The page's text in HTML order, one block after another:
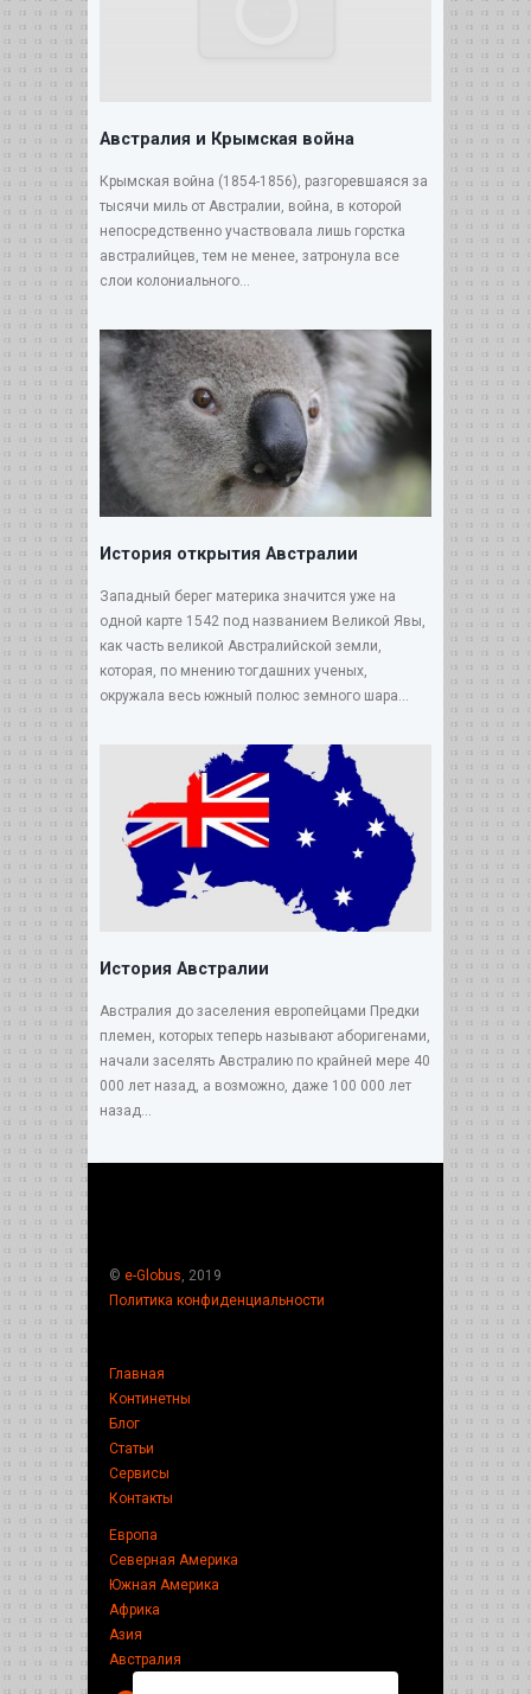
Австралия и Крымская война
Крымская война (1854-1856), разгоревшаяся за
тысячи миль от Австралии, война, в которой
непосредственно участвовала лишь горстка
австралийцев, тем не менее, затронула все
слои колониального...
История открытия Австралии
Западный берег материка значится уже на
одной карте 1542 под названием Великой Явы,
как часть великой Австралийской земли,
которая, по мнению тогдашних ученых,
окружала весь южный полюс земного шара...
История Австралии
Австралия до заселения европейцами Предки
племен, которых теперь называют аборигенами,
начали заселять Австралию по крайней мере 40
000 лет назад, а возможно, даже 100 000 лет
назад...
© e-Globus , 2019
Политика конфиденциальности
Главная
Континетны
Блог
Статьи
Сервисы
Контакты
Европа
Северная Америка
Южная Америка
Африка
Азия
Австралия